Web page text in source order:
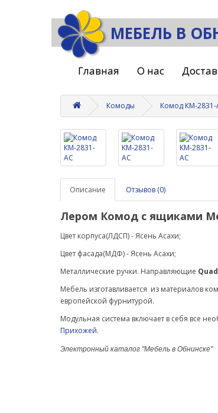
МЕБЕЛЬ В
Главная О нас
Комоды Комод КМ-2831-
Описание Отзывов (0)
Лером Комод с ящиками
Цвет корпуса(ЛДСП) - Ясень Асахи;
Цвет фасада(МДФ) -Ясень Асахи;
Металлические ручки. Направляющие
Мебель изготавливается из материалов
европейской фурнитурой.
Модульная система включает в себя все
Прихожей.
Электронный каталог "Мебель в Обнинске"